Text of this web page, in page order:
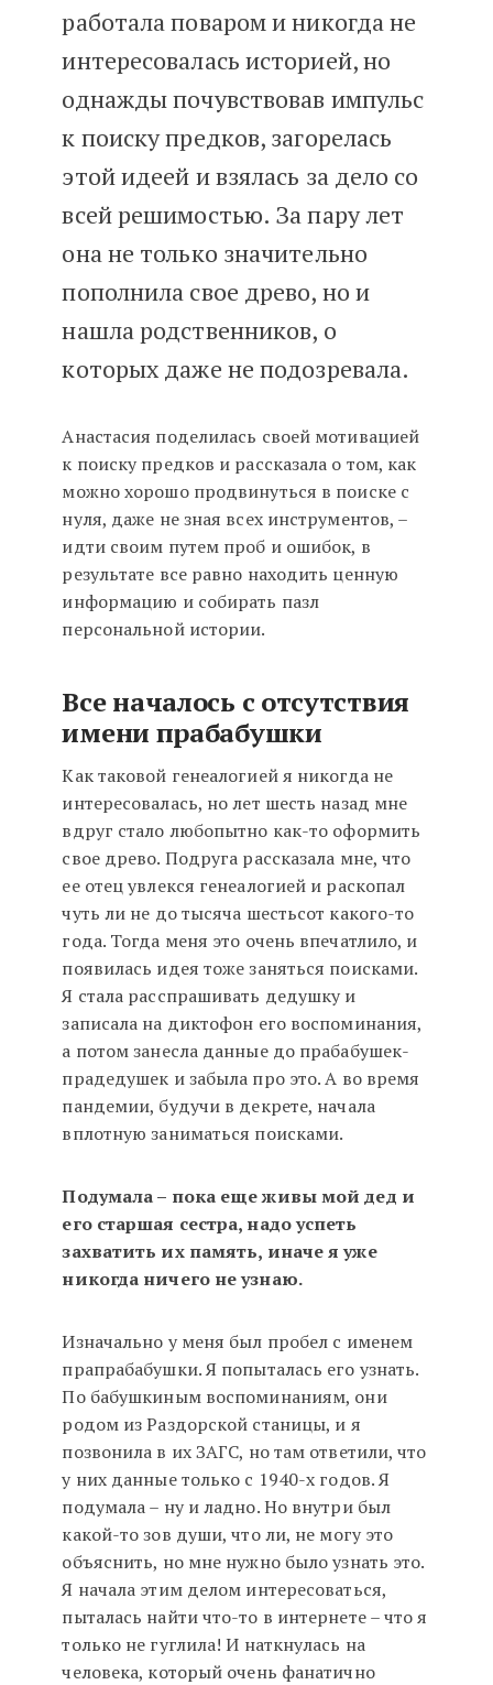
работала поваром и никогда не
интересовалась историей, но
однажды почувствовав импульс
к поиску предков, загорелась
этой идеей и взялась за дело со
всей решимостью. За пару лет
она не только значительно
пополнила свое древо, но и
нашла родственников, о
которых даже не подозревала.
Анастасия поделилась своей мотивацией
к поиску предков и рассказала о том, как
можно хорошо продвинуться в поиске с
нуля, даже не зная всех инструментов, –
идти своим путем проб и ошибок, в
результате все равно находить ценную
информацию и собирать пазл
персональной истории.
Все началось с отсутствия
имени прабабушки
Как таковой генеалогией я никогда не
интересовалась, но лет шесть назад мне
вдруг стало любопытно как-то оформить
свое древо. Подруга рассказала мне, что
ее отец увлекся генеалогией и раскопал
чуть ли не до тысяча шестьсот какого-то
года. Тогда меня это очень впечатлило, и
появилась идея тоже заняться поисками.
Я стала расспрашивать дедушку и
записала на диктофон его воспоминания,
а потом занесла данные до прабабушек-
прадедушек и забыла про это. А во время
пандемии, будучи в декрете, начала
вплотную заниматься поисками.
Подумала – пока еще живы мой дед и
его старшая сестра, надо успеть
захватить их память, иначе я уже
никогда ничего не узнаю.
Изначально у меня был пробел с именем
прапрабабушки. Я попыталась его узнать.
По бабушкиным воспоминаниям, они
родом из Раздорской станицы, и я
позвонила в их ЗАГС, но там ответили, что
у них данные только с 1940-х годов. Я
подумала – ну и ладно. Но внутри был
какой-то зов души, что ли, не могу это
объяснить, но мне нужно было узнать это.
Я начала этим делом интересоваться,
пыталась найти что-то в интернете – что я
только не гуглила! И наткнулась на
человека, который очень фанатично